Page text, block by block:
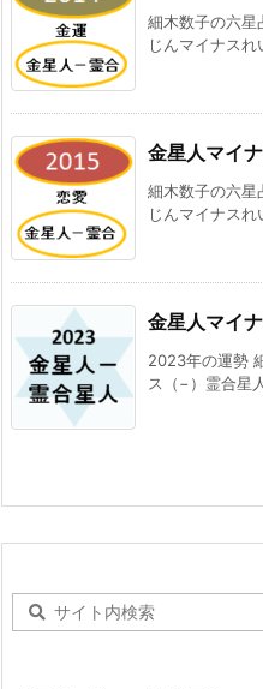
細木数子の六星
じんマイナス
金星人マイ
細木数子の六星
じんマイナス
金星人マイ
2023年の運勢
ス（−）霊合星